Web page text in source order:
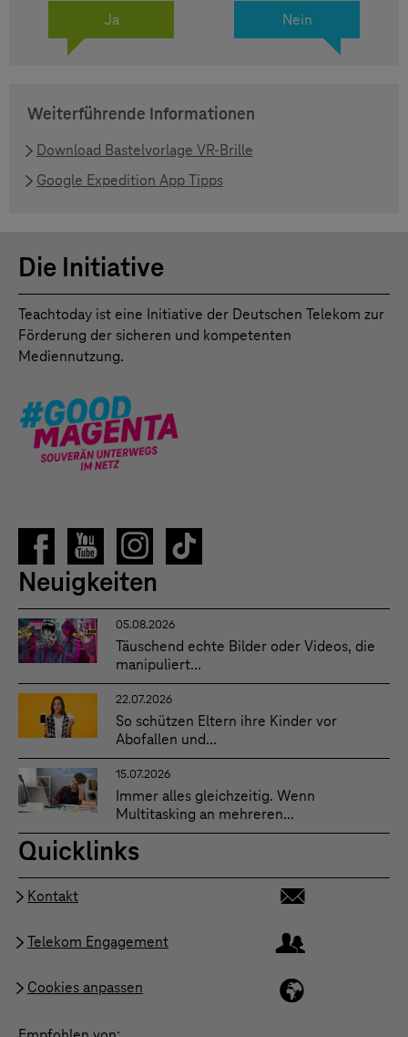
Ja
Nein
Weiterführende Informationen
Download Bastelvorlage VR-Brille
Google Expedition App Tipps
Die Initiative
Teachtoday ist eine Initiative der Deutschen Telekom zur
Förderung der sicheren und kompetenten
Mediennutzung.
Neuigkeiten
05.08.2026
Täuschend echte Bilder oder Videos, die
manipuliert...
22.07.2026
So schützen Eltern ihre Kinder vor
Abofallen und...
15.07.2026
Immer alles gleichzeitig. Wenn
Multitasking an mehreren...
Quicklinks
Kontakt
Telekom Engagement
Cookies anpassen